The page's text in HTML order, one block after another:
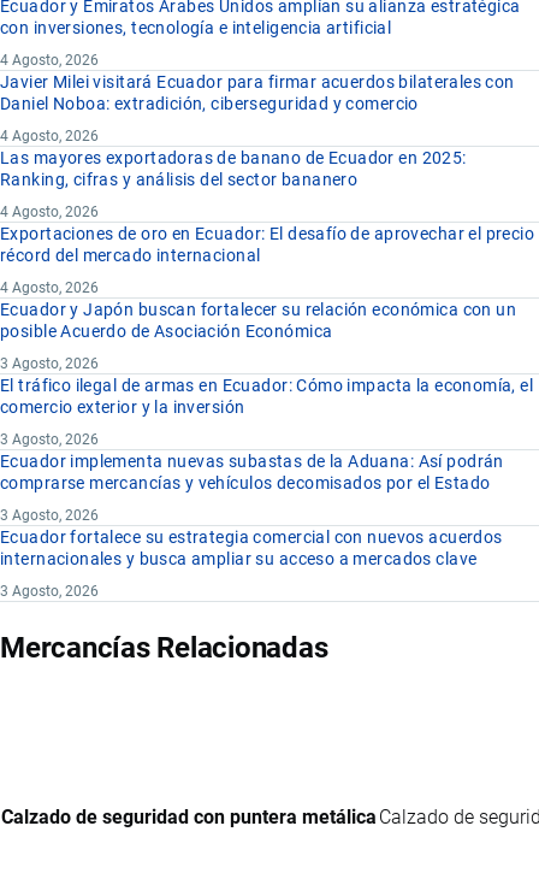
Ecuador y Emiratos Árabes Unidos amplían su alianza estratégica
con inversiones, tecnología e inteligencia artificial
4 Agosto, 2026
Javier Milei visitará Ecuador para firmar acuerdos bilaterales con
Daniel Noboa: extradición, ciberseguridad y comercio
4 Agosto, 2026
Las mayores exportadoras de banano de Ecuador en 2025:
Ranking, cifras y análisis del sector bananero
4 Agosto, 2026
Exportaciones de oro en Ecuador: El desafío de aprovechar el precio
récord del mercado internacional
4 Agosto, 2026
Ecuador y Japón buscan fortalecer su relación económica con un
posible Acuerdo de Asociación Económica
3 Agosto, 2026
El tráfico ilegal de armas en Ecuador: Cómo impacta la economía, el
comercio exterior y la inversión
3 Agosto, 2026
Ecuador implementa nuevas subastas de la Aduana: Así podrán
comprarse mercancías y vehículos decomisados por el Estado
3 Agosto, 2026
Ecuador fortalece su estrategia comercial con nuevos acuerdos
internacionales y busca ampliar su acceso a mercados clave
3 Agosto, 2026
Mercancías Relacionadas
Calzado de seguridad con puntera metálica Calzado de